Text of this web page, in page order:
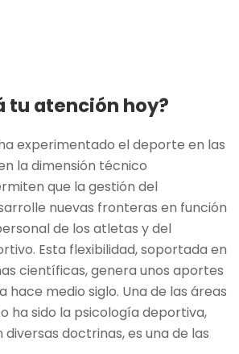
tu atención hoy?
experimentado el deporte en las
la dimensión técnico
que la gestión del
nuevas fronteras en función
de los atletas y del
Esta flexibilidad, soportada en
científicas, genera unos aportes
hace medio siglo. Una de las áreas
ha sido la psicología deportiva,
doctrinas, es una de las